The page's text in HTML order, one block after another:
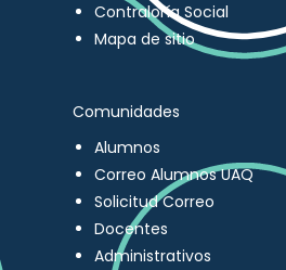
Contraloría Social
Mapa de sitio
Comunidades
Alumnos
Correo Alumnos UAQ
Solicitud Correo
Docentes
Administrativos